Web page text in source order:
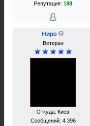
Репутация: 188
Ниро
Ветеран
Откуда: Киев
Сообщений: 4 396